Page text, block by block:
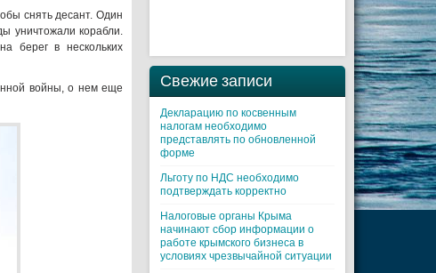
снять десант. Один
уничтожали корабли.
берег в нескольких
войны, о нем еще
Свежие записи
Декларацию по косвенным
налогам необходимо
представлять по обновленной
форме
Льготу по НДС необходимо
подтверждать корректно
Налоговые органы Крыма
начинают сбор информации о
работе крымского бизнеса в
условиях чрезвычайной ситуации